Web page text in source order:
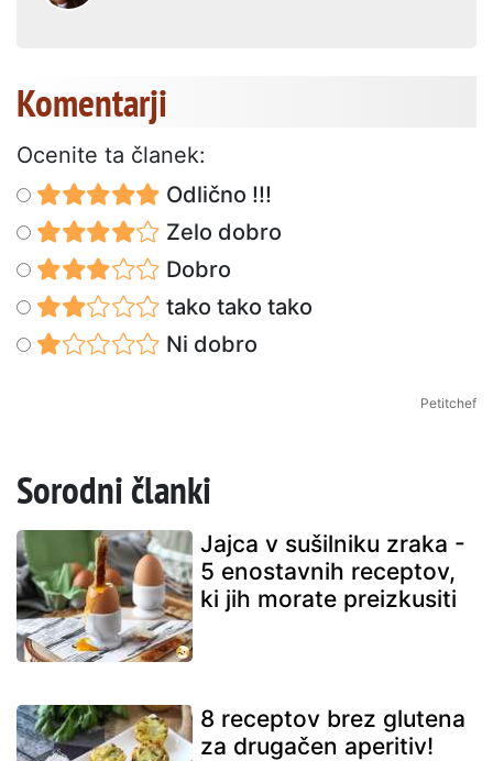
Komentarji
Ocenite ta članek:
Odlično !!!
Zelo dobro
Dobro
tako tako tako
Ni dobro
Petitchef
Sorodni članki
Jajca v sušilniku zraka -
5 enostavnih receptov,
ki jih morate preizkusiti
8 receptov brez glutena
za drugačen aperitiv!